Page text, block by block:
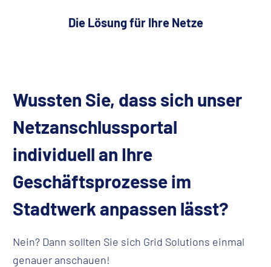
Die Lösung für Ihre Netze
Wussten Sie, dass sich unser
Netzanschlussportal
individuell an Ihre
Geschäftsprozesse im
Stadtwerk anpassen lässt?
Nein? Dann sollten Sie sich Grid Solutions einmal
genauer anschauen!